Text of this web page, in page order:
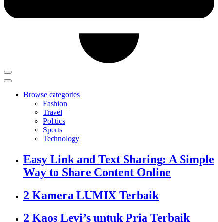
Browse categories
Fashion
Travel
Politics
Sports
Technology
Easy Link and Text Sharing: A Simple
Way to Share Content Online
2 Kamera LUMIX Terbaik
2 Kaos Levi’s untuk Pria Terbaik